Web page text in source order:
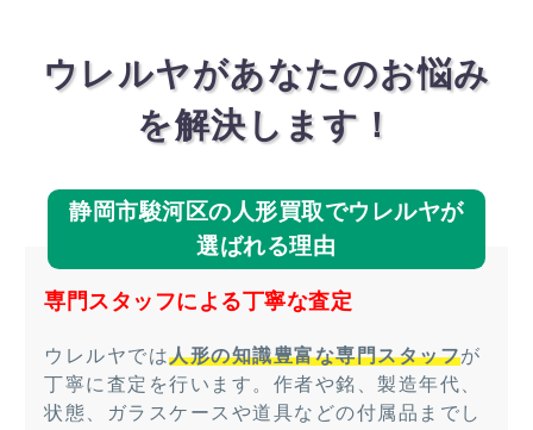
ウレルヤがあなたのお悩み
を解決します！
静岡市駿河区の人形買取でウレルヤが
選ばれる理由
専門スタッフによる丁寧な査定
ウレルヤでは人形の知識豊富な専門スタッフが
丁寧に査定を行います。作者や銘、製造年代、
状態、ガラスケースや道具などの付属品までし